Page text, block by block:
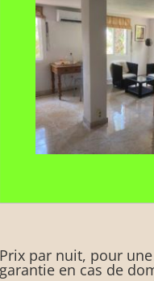
Prix par nuit, pour
garantie en cas de